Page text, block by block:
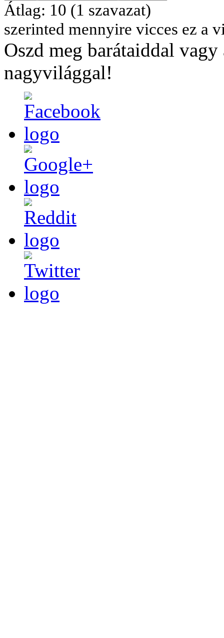
Átlag: 10 (1 szavazat)
szerinted mennyire vicces ez a
Oszd meg barátaiddal vagy
nagyvilággal!